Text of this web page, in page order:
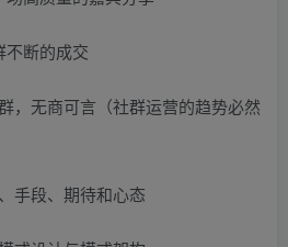
不断的成交
，无商可言（社群运营的趋势必然
手段、期待和心态